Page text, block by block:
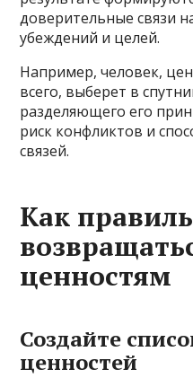
доверительные связи
убеждений и целей.
Например, человек,
всего, выберет в
разделяющего его
риск конфликтов и
связей.
Как
ценностям
Создайте
ценностей